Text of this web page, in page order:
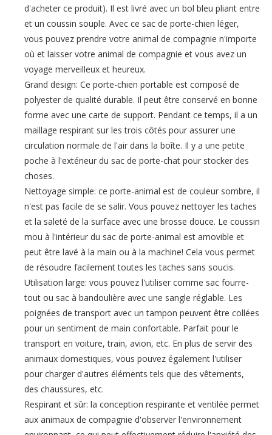
d'acheter ce produit). Il est livré avec un bol bleu pliant entre
et un coussin souple. Avec ce sac de porte-chien léger,
vous pouvez prendre votre animal de compagnie n'importe
où et laisser votre animal de compagnie et vous avez un
voyage merveilleux et heureux.
Grand design: Ce porte-chien portable est composé de
polyester de qualité durable. Il peut être conservé en bonne
forme avec une carte de support. Pendant ce temps, il a un
maillage respirant sur les trois côtés pour assurer une
circulation normale de l'air dans la boîte. Il y a une petite
poche à l'extérieur du sac de porte-chat pour stocker des
choses.
Nettoyage simple: ce porte-animal est de couleur sombre, il
n'est pas facile de se salir. Vous pouvez nettoyer les taches
et la saleté de la surface avec une brosse douce. Le coussin
mou à l'intérieur du sac de porte-animal est amovible et
peut être lavé à la main ou à la machine! Cela vous permet
de résoudre facilement toutes les taches sans soucis.
Utilisation large: vous pouvez l'utiliser comme sac fourre-
tout ou sac à bandoulière avec une sangle réglable. Les
poignées de transport avec un tampon peuvent être collées
pour un sentiment de main confortable. Parfait pour le
transport en voiture, train, avion, etc. En plus de servir des
animaux domestiques, vous pouvez également l'utiliser
pour charger d'autres éléments tels que des vêtements,
des chaussures, etc.
Respirant et sûr: la conception respirante et ventilée permet
aux animaux de compagnie d'observer l'environnement